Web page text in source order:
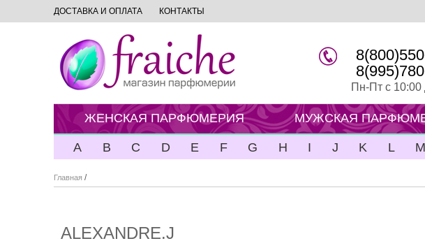
ДОСТАВКА И ОПЛАТА КОНТАКТЫ
Пн-Пт с 10:00
ЖЕНСКАЯ ПАРФЮМЕРИЯ МУЖСКАЯ
A B C D E F G H I J K L M
Главная /
ALEXANDRE.J